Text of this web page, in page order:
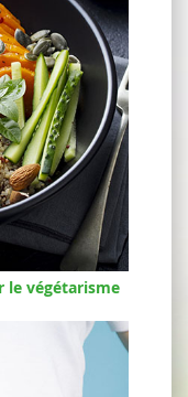
le végétarisme